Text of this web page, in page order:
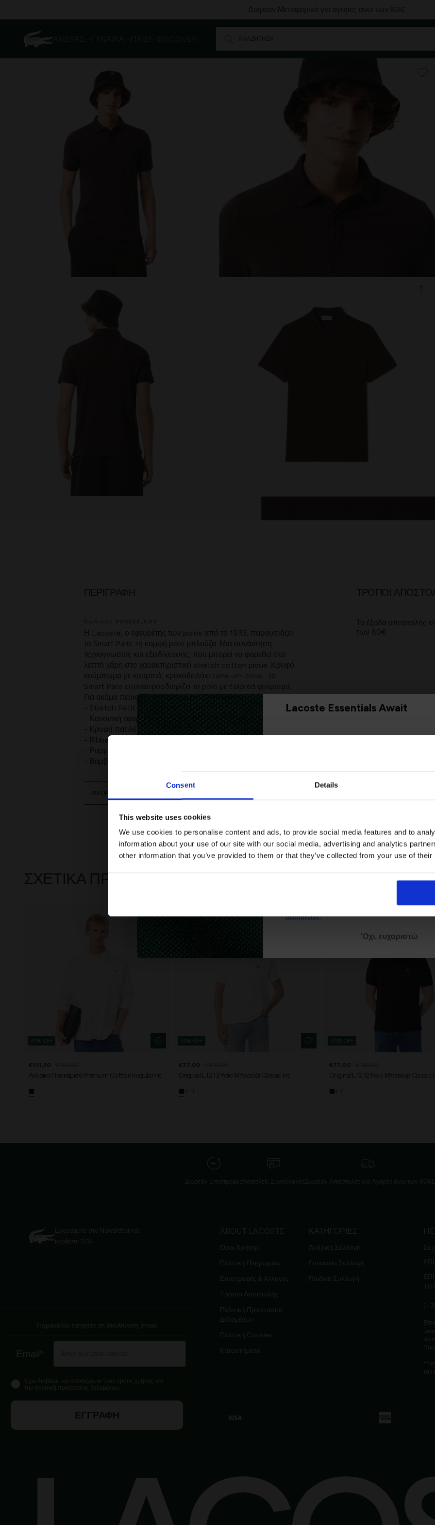
Consent Details
This website uses cookies
We use cookies to personalise content and ads, to provide social media features and to
information about your use of our site with our social media, advertising and analytics
other information that you’ve provided to them or that they’ve collected from your use of
Δωρεάν Μεταφορικά για αγορές άνω των 80€
ΠΕΡΙΓΡΑΦΉ
Η Lacoste, ο εφευρέτης των polos από το 1933, παρουσιάζει
το Smart Paris: τη κομψή polo μπλούζα. Μια συνάντηση
τεχνογνωσίας και εξειδίκευσης, που μπορεί να φορεθεί στο
λεπτό χάρη στο χαρακτηριστικό stretch cotton pique. Κρυφό
κούμπωμα με κουμπιά, κροκοδειλάκι tone-on-tone... το
Smart Paris επαναπροσδιορίζει το polo με tailored φινίρισμα.
Για ακόμα περισσότερο στυλ.
- Stretch Petit Piqué
- Κανονική εφαρμογή, ίσια γραμμή
- Κρυφή πατιλέτα με κουμπιά
- Ribbed γιακάς και μανσέτες
- Ραμμένος Κροκόδεικός tone-on-tone
- Βαμβάκι (94%), Ελαστάνη (6%)
ΦΡΟΝΤΙΔΑ
ΤΡΌΠΟΙ
Τα έξοδα αποστολής
των 80€.
ΣΧΕΤΙΚΆ ΠΡΟΪΌΝΤΑ
30% OFF
€101,50
Ανδρικό Πουκάμισο Premium Cotton Regular Fit
30% OFF
€77,00
Original L.12.12 Polo Μπλούζα Classic Fit
30% OFF
€77,00
Original L.12.12 Polo Μπλούζα Classic
Δωρεάν Επιστροφές Ασφαλείς Συναλλαγές Δωρεάν Αποστολές για Αγορές άνω των 80€
Εγγραφείτε στο Newsletter και
κερδίστε 10%
Παρακαλώ εισάγετε τη διεύθυνση email
Email*
Έχω διαβάσει και αποδέχομαι τους όρους χρήσης και
την πολιτική προστασίας δεδομένων.
ΕΓΓΡΑΦΗ
ABOUT LACOSTE
Όροι Χρήσης
Πολιτική Πληρωμών
Επιστροφές & Αλλαγές
Τρόποι Αποστολής
Πολιτική Προστασίας
Δεδομένων
Πολιτική Cookies
Καταστήματα
ΚΑΤΗΓΟΡΙΕΣ
Ανδρική Συλλογή
Γυναικεία Συλλογή
Παιδική Συλλογή
τον
Lacoste Essentials Await
Εγγραφή
Όρους Χρήσηςκαι στην
Δεδομένων.
'Οχι, ευχαριστώ